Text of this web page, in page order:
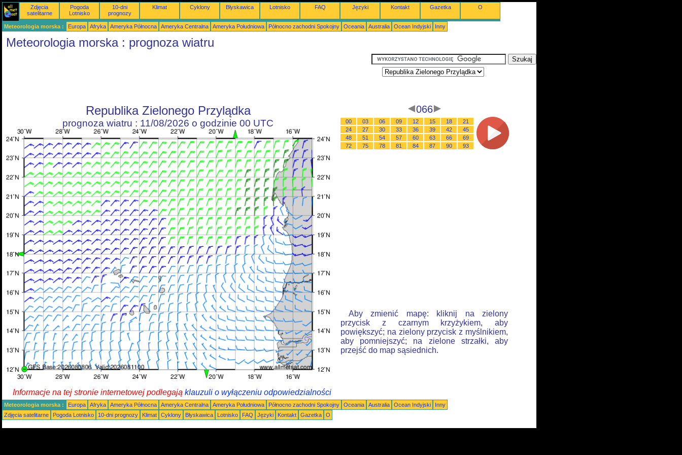
Zdjęcia
satelitarne
Pogoda
Lotnisko
10-dni
prognozy
Klimat Cyklony Błyskawica Lotnisko FAQ Języki Kontakt Gazetka O
Meteorologia morska : Europa Afryka Ameryka Północna Ameryka Centralna Ameryka Południowa Północno zachodni Spokojny Oceania Australia Ocean Indyjski Inny
Meteorologia morska : prognoza wiatru
Republika Zielonego Przylądka
prognoza wiatru : 11/08/2026 o godzinie 00 UTC
066
00 03 06 09 12 15 18
21
24
27 30 33 36 39 42
45
48
51 54 57 60 63 66
69
72
75 78 81 84 87 90 93
Aby zmienić mapę: kliknij na zielony
przycisk z czarnym krzyżykiem, aby
powiększyć; na zielony przycisk z myślnikiem,
aby pomniejszyć; na zielone strzałki, aby
przejść do map sąsiednich.
Informacje na tej stronie internetowej podlegają klauzuli o wyłączeniu odpowiedzialności
Meteorologia morska : Europa Afryka Ameryka Północna Ameryka Centralna Ameryka Południowa Północno zachodni Spokojny Oceania Australia Ocean Indyjski
Inny
Zdjęcia satelitarne
Pogoda Lotnisko 10-dni prognozy Klimat Cyklony Błyskawica Lotnisko FAQ Języki Kontakt Gazetka O